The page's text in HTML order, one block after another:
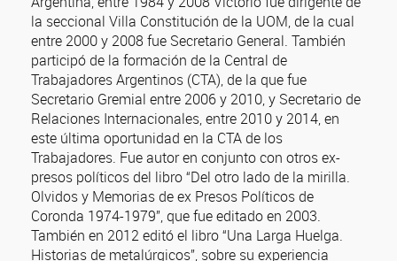
la seccional Villa Constitución de la UOM, de la cual
entre 2000 y 2008 fue Secretario General. También
participó de la formación de la Central de
Trabajadores Argentinos (CTA), de la que fue
Secretario Gremial entre 2006 y 2010, y Secretario de
Relaciones Internacionales, entre 2010 y 2014, en
este última oportunidad en la CTA de los
Trabajadores. Fue autor en conjunto con otros ex-
presos políticos del libro “Del otro lado de la mirilla.
Olvidos y Memorias de ex Presos Políticos de
Coronda 1974-1979”, que fue editado en 2003.
También en 2012 editó el libro “Una Larga Huelga.
Historias de metalúrgicos”, sobre su experiencia